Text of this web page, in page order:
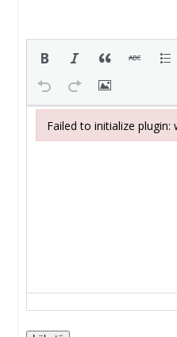
Failed to initialize plugin:
Failed to initialize plugin: